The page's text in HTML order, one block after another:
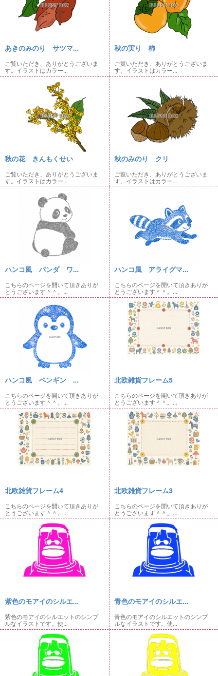
あきのみのり サツマ...
ご覧いただき、ありがとうございま
す。イラストはカラー...
秋の実り 柿
ご覧いただき、ありがとうございま
す。イラストはカラー...
秋の花 きんもくせい
ご覧いただき、ありがとうございま
す。イラストはカラー...
秋のみのり クリ
ご覧いただき、ありがとうございま
す。イラストはカラー...
ハンコ風 パンダ ワ...
こちらのページを開いて頂きありが
とうございます＾＾。...
ハンコ風 アライグマ...
こちらのページを開いて頂きありが
とうございます＾＾。...
ハンコ風 ペンギン ...
こちらのページを開いて頂きありが
とうございます＾＾。...
北欧雑貨フレーム5
こちらのページを開いて頂きありが
とうございます＾＾。...
北欧雑貨フレーム4
こちらのページを開いて頂きありが
とうございます＾＾。...
北欧雑貨フレーム3
こちらのページを開いて頂きありが
とうございます＾＾。...
紫色のモアイのシルエ...
紫色のモアイのシルエットのシンプ
ルなイラストです。使...
青色のモアイのシルエ...
青色のモアイのシルエットのシンプ
ルなイラストです。使...